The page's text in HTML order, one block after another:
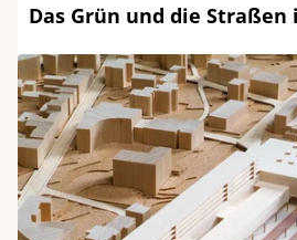
Das Grün und die Straßen